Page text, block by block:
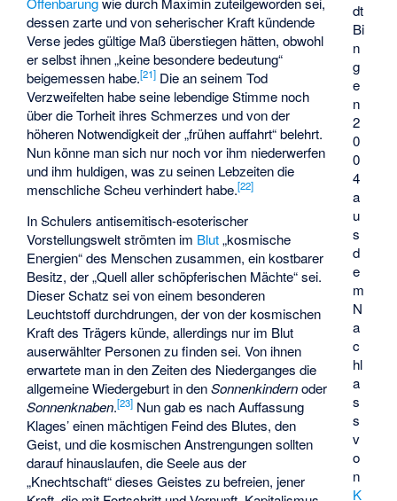
dt
Bi
n
g
e
n
2
0
0
4
a
u
s
d
e
m
N
a
c
hl
a
s
s
v
o
n
K
dessen zarte und von seherischer Kraft kündende
Verse jedes gültige Maß überstiegen hätten, obwohl
er selbst ihnen „keine besondere bedeutung“
beigemessen habe.[21] Die an seinem Tod
Verzweifelten habe seine lebendige Stimme noch
über die Torheit ihres Schmerzes und von der
höheren Notwendigkeit der „frühen auffahrt“ belehrt.
Nun könne man sich nur noch vor ihm niederwerfen
und ihm huldigen, was zu seinen Lebzeiten die
menschliche Scheu verhindert habe.[22]
In Schulers antisemitisch-esoterischer
Vorstellungswelt strömten im Blut„kosmische
Energien“ des Menschen zusammen, ein kostbarer
Besitz, der „Quell aller schöpferischen Mächte“ sei.
Dieser Schatz sei von einem besonderen
Leuchtstoff durchdrungen, der von der kosmischen
Kraft des Trägers künde, allerdings nur im Blut
auserwählter Personen zu finden sei. Von ihnen
erwartete man in den Zeiten des Niederganges die
allgemeine Wiedergeburt in denSonnenkindernoder
Sonnenknaben.[23] Nun gab es nach Auffassung
Klages’ einen mächtigen Feind des Blutes, den
Geist, und die kosmischen Anstrengungen sollten
darauf hinauslaufen, die Seele aus der
„Knechtschaft“ dieses Geistes zu befreien, jener